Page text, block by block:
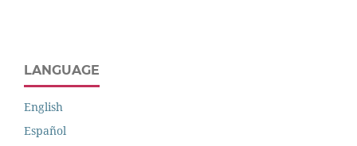
LANGUAGE
English
Español